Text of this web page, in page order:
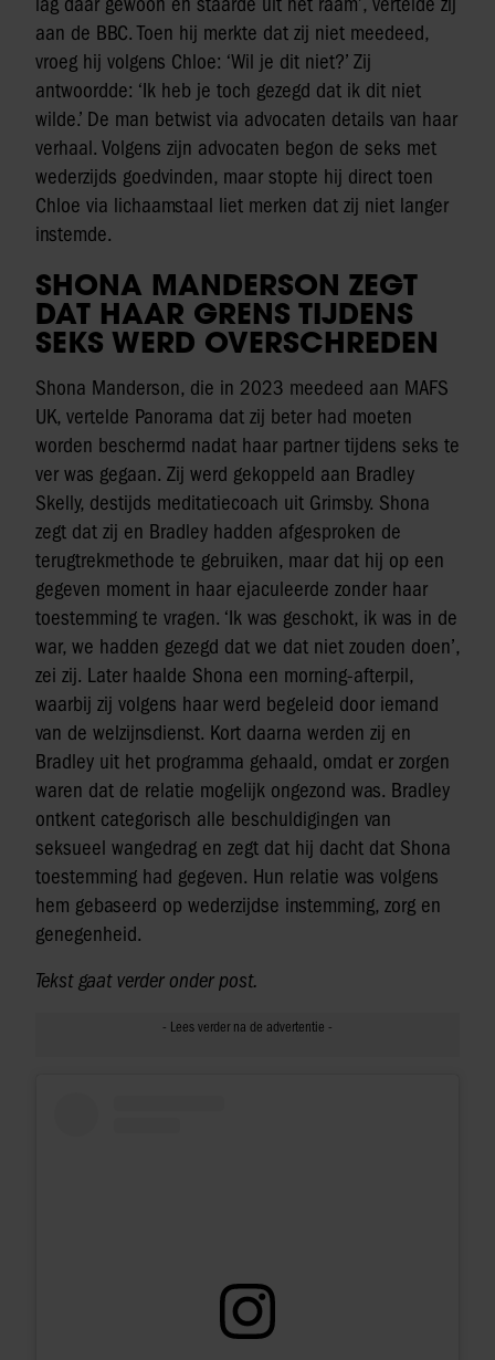
aan de BBC. Toen hij merkte dat zij niet meedeed,
vroeg hij volgens Chloe: ‘Wil je dit niet?’ Zij
antwoordde: ‘Ik heb je toch gezegd dat ik dit niet
wilde.’ De man betwist via advocaten details van haar
verhaal. Volgens zijn advocaten begon de seks met
wederzijds goedvinden, maar stopte hij direct toen
Chloe via lichaamstaal liet merken dat zij niet langer
instemde.
SHONA MANDERSON ZEGT
DAT HAAR GRENS TIJDENS
SEKS WERD OVERSCHREDEN
Shona Manderson, die in 2023 meedeed aan MAFS
UK, vertelde Panorama dat zij beter had moeten
worden beschermd nadat haar partner tijdens seks te
ver was gegaan. Zij werd gekoppeld aan Bradley
Skelly, destijds meditatiecoach uit Grimsby. Shona
zegt dat zij en Bradley hadden afgesproken de
terugtrekmethode te gebruiken, maar dat hij op een
gegeven moment in haar ejaculeerde zonder haar
toestemming te vragen. ‘Ik was geschokt, ik was in de
war, we hadden gezegd dat we dat niet zouden doen’,
zei zij. Later haalde Shona een morning-afterpil,
waarbij zij volgens haar werd begeleid door iemand
van de welzijnsdienst. Kort daarna werden zij en
Bradley uit het programma gehaald, omdat er zorgen
waren dat de relatie mogelijk ongezond was. Bradley
ontkent categorisch alle beschuldigingen van
seksueel wangedrag en zegt dat hij dacht dat Shona
toestemming had gegeven. Hun relatie was volgens
hem gebaseerd op wederzijdse instemming, zorg en
genegenheid.
Tekst gaat verder onder post.